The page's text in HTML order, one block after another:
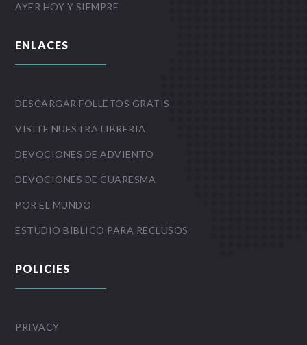
AYER HOY Y SIEMPRE
ENLACES
DESCARGAR FOLLETOS GRATIS
VISITE NUESTRA LIBRERIA
DEVOCIONES DE ADVIENTO
DEVOCIONES DE CUARESMA
POR EL MUNDO
ESTUDIO BÍBLICO PARA RECLUSOS
POLICIES
PRIVACY